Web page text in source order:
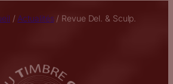
/ Actualités/ Revue Del. & Sculp.